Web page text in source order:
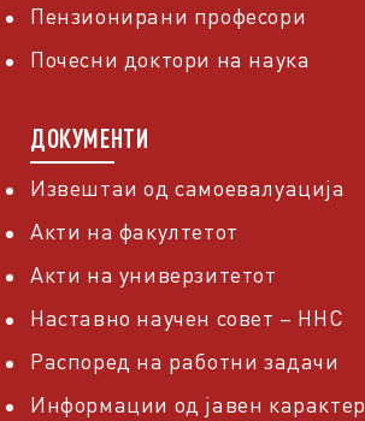
Пензионирани професори
Почесни доктори на наука
ДОКУМЕНТИ
Извештаи од самоевалуација
Акти на факултетот
Акти на универзитетот
Наставно научен совет – ННС
Распоред на работни задачи
Информации од јавен карактер